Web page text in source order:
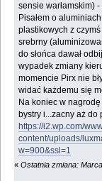
sensie warłamskim)
Pisałem o
plastikowych z
srebrny
do słońca dawał
wypadek zmiany
momencie Pirx nie
widać każdemu się
Na koniec w
bystry i...zacny aż
https://i2.wp.com/
content/uploads/
w=900&ssl=1
« Ostatnia zmiana: